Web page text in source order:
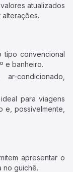
atualizados
tipo convencional
e banheiro.
condicionado,
para viagens
e, possivelmente,
apresentar o
no guichê.